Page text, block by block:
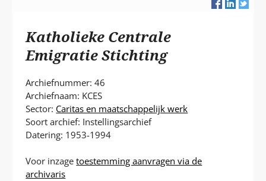
T
Katholieke Centrale
Emigratie Stichting
Archiefnummer: 46
Archiefnaam: KCES
Sector: Caritas en maatschappelijk werk
Soort archief: Instellingsarchief
Datering: 1953-1994
Voor inzagetoestemming aanvragen via de
archivaris